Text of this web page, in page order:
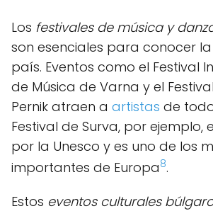
Los festivales de música y
son esenciales para conocer
país. Eventos como el Festival
de Música de Varna y el
Pernik atraen a artistas de
Festival de Surva, por ejemplo,
por la Unesco y es uno de los
importantes de Europa8.
Estos eventos culturales